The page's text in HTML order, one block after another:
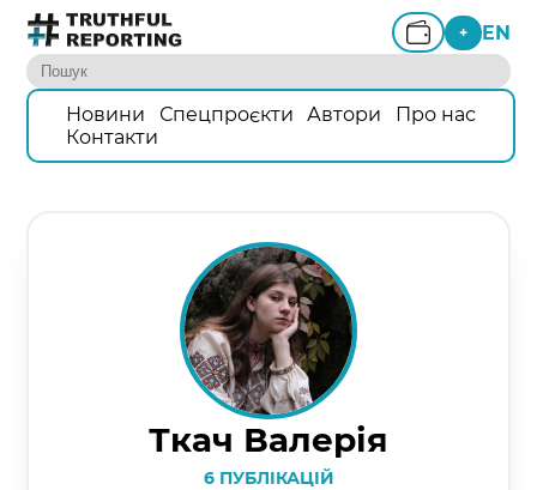
+ EN
Новини Спецпроєкти Автори
Про нас
Контакти
Ткач Валерія
6 ПУБЛІКАЦІЙ